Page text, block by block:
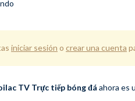
iniciar sesión o crear una cuenta
TV Trực tiếp bóng đá ahora es